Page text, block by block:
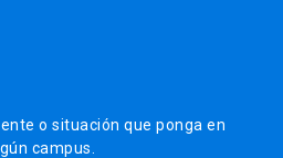
o situación que ponga en
campus.